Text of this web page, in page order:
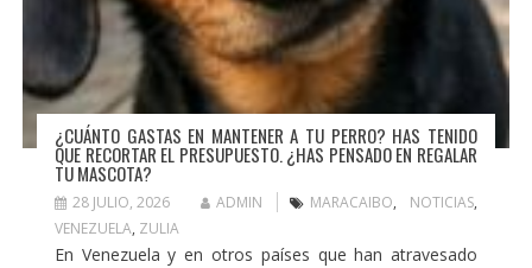
¿CUÁNTO GASTAS EN MANTENER A TU PERRO? HAS TENIDO
QUE RECORTAR EL PRESUPUESTO. ¿HAS PENSADO EN REGALAR
TU MASCOTA?
28 JULIO, 2026 ADMIN MARACAIBO, NOTICIAS,
VENEZUELA, ZULIA
En Venezuela y en otros países que han atravesado